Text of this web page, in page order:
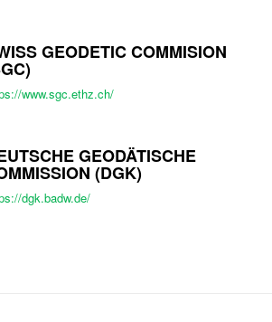
GEODETIC COMMISION
www.sgc.ethz.ch/
GEODÄTISCHE
(DGK)
dgk.badw.de/